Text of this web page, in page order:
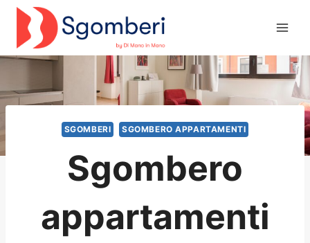
Salta
contenuto
SGOMBERI SGOMBERO APPARTAMENTI
Sgombero
appartamenti